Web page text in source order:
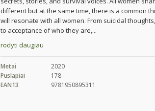
different but at the same time, there is a common
will resonate with all women. From suicidal
to acceptance of who they are,...
rodyti daugiau
Metai
2020
Puslapiai
178
EAN13
9781950895311